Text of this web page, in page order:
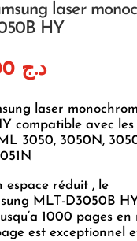
laser
HY
د.ج 5.880,00
laser
compatible avec
3050, 3050N,
espace réduit , le
MLT-D3050B
1000 pages en
est exceptionnel